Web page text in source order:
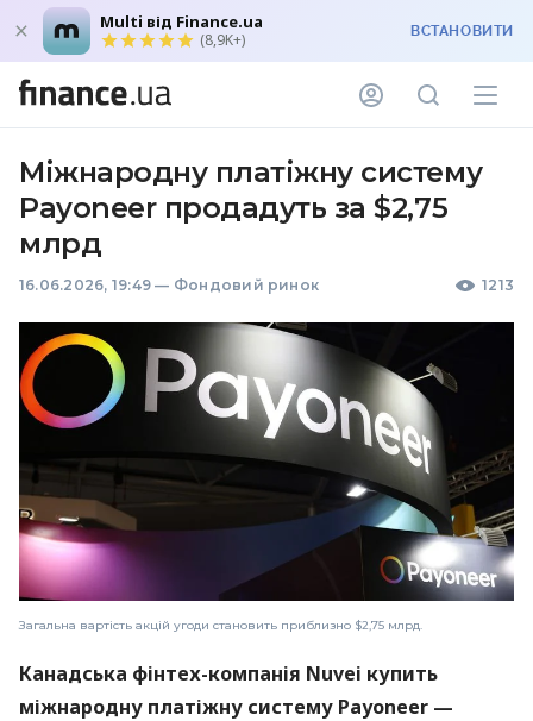
Multi від Finance.ua
(8,9K+) ВСТАНОВИТИ
Міжнародну платіжну систему
Payoneer продадуть за $2,75
млрд
16.06.2026, 19:49 — Фондовий ринок 1213
Загальна вартість акцій угоди становить приблизно $2,75 млрд.
Канадська фінтех-компанія Nuvei купить
міжнародну платіжну систему Payoneer —